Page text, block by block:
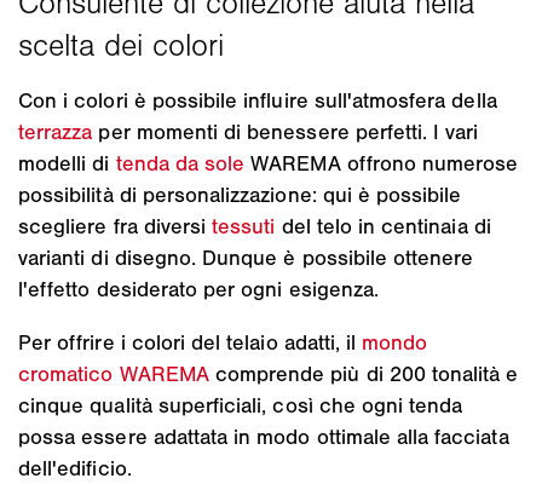
Con i colori è possibile influire sull'atmosfera della
terrazza per momenti di benessere perfetti. I vari
modelli di tenda da sole WAREMA offrono numerose
possibilità di personalizzazione: qui è possibile
scegliere fra diversitessuti del telo in centinaia di
varianti di disegno. Dunque è possibile ottenere
l'effetto desiderato per ogni esigenza.
Per offrire i colori del telaio adatti, il mondo
cromatico WAREMAcomprende più di 200 tonalità e
cinque qualità superficiali, così che ogni tenda
possa essere adattata in modo ottimale alla facciata
dell'edificio.